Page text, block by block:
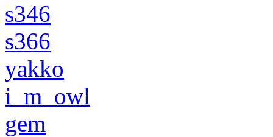
s346
s366
yakko
i_m_owl
gem